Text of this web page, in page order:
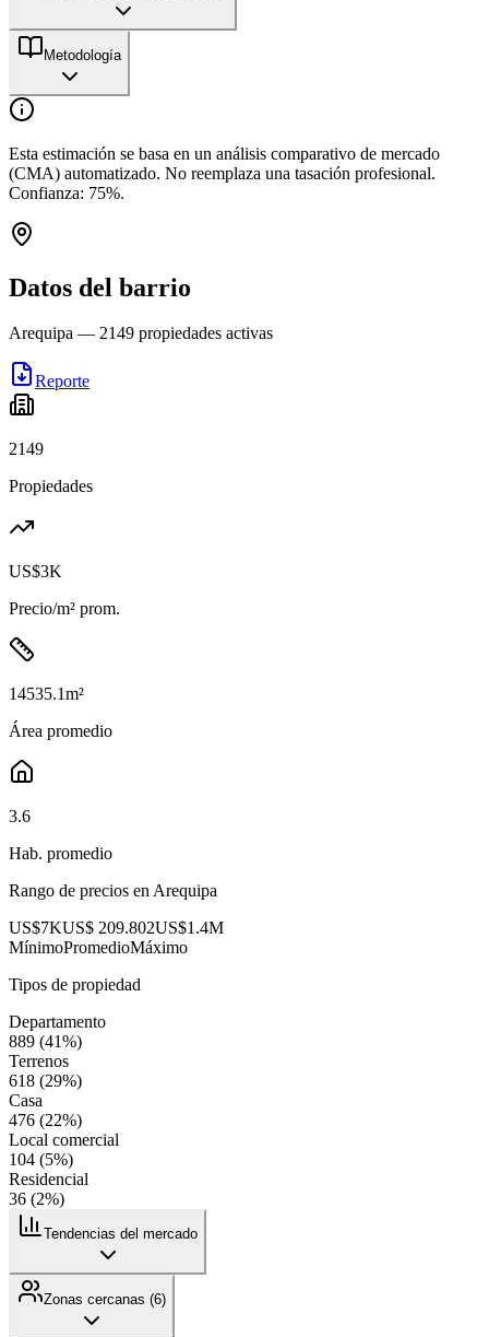
Metodología
Esta estimación se basa en un análisis comparativo de mercado
(CMA) automatizado. No reemplaza una tasación profesional.
Confianza: 75%.
Datos del barrio
Arequipa — 2149 propiedades activas
Reporte
2149
Propiedades
US$3K
Precio/m² prom.
14535.1m²
Área promedio
3.6
Hab. promedio
Rango de precios enArequipa
US$7KUS$ 209.802US$1.4M
MínimoPromedioMáximo
Tipos de propiedad
Departamento
889 (41%)
Terrenos
618 (29%)
Casa
476 (22%)
Local comercial
104 (5%)
Residencial
36 (2%)
Tendencias del mercado
Zonas cercanas (6)